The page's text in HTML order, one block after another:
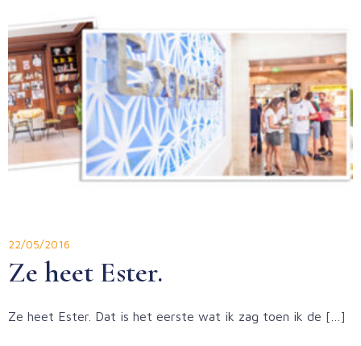
22/05/2016
Ze heet Ester.
Ze heet Ester. Dat is het eerste wat ik zag toen ik de […]